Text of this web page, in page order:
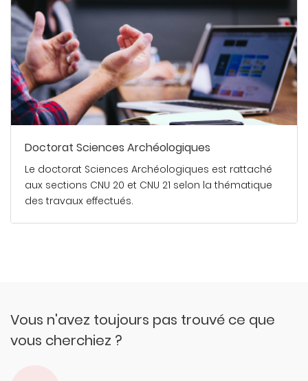
Doctorat Sciences Archéologiques
Le doctorat Sciences Archéologiques est rattaché
aux sections CNU 20 et CNU 21 selon la thématique
des travaux effectués.
Vous n'avez toujours pas trouvé ce que
vous cherchiez ?